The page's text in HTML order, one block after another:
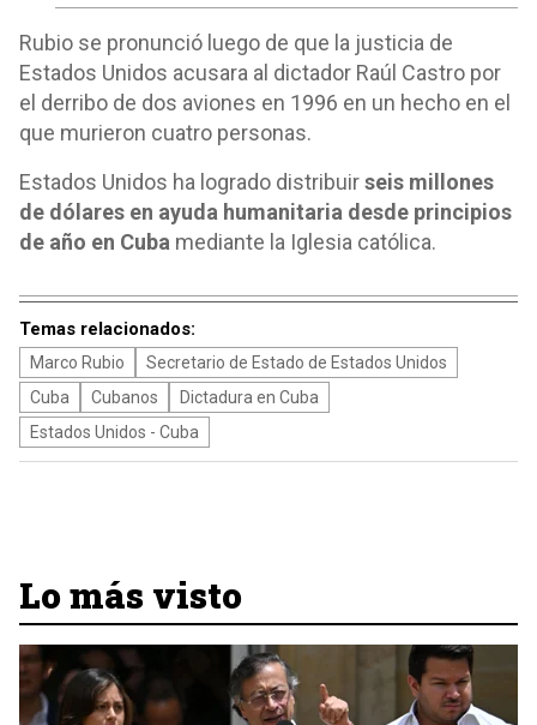
Rubio se pronunció luego de que la justicia de
Estados Unidos acusara al dictador Raúl Castro por
el derribo de dos aviones en 1996 en un hecho en el
que murieron cuatro personas.
Estados Unidos ha logrado distribuirseis millones
de dólares en ayuda humanitaria desde principios
de año en Cuba mediante la Iglesia católica.
Temas relacionados:
Marco Rubio
Secretario de Estado de Estados Unidos
Cuba
Cubanos
Dictadura en Cuba
Estados Unidos - Cuba
Lo más visto